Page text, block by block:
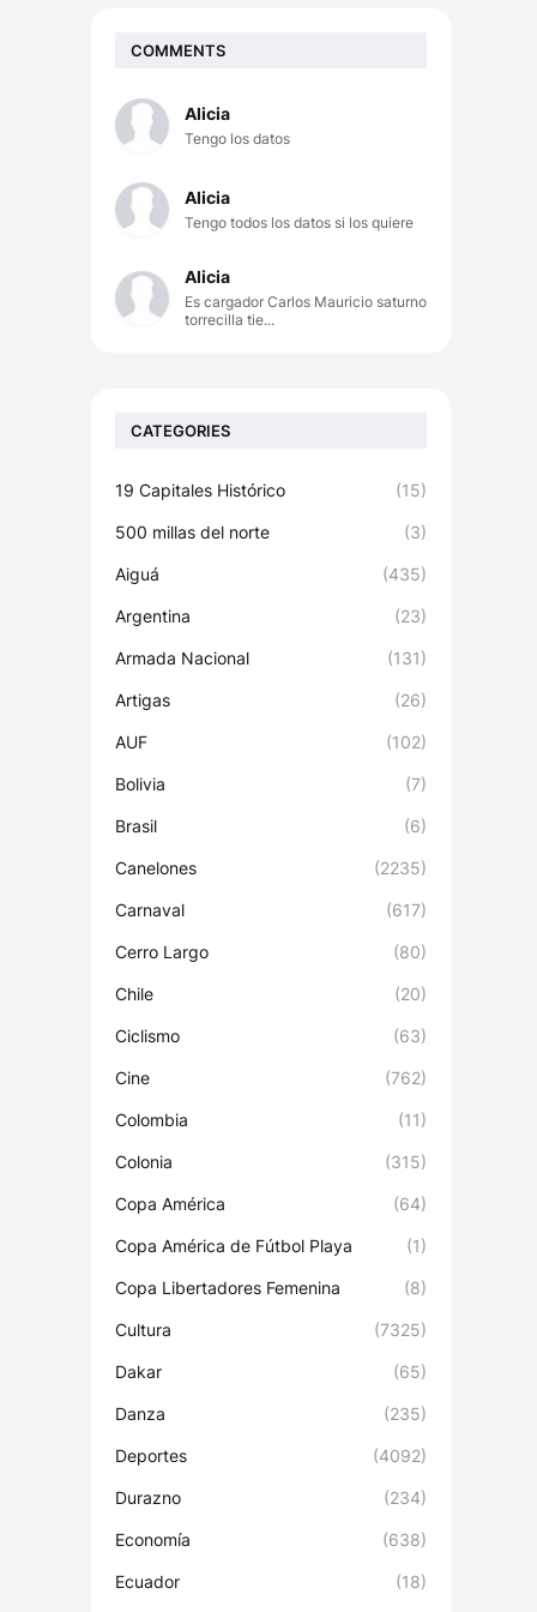
COMMENTS
Alicia
Tengo los datos
Alicia
Tengo todos los datos si los quiere
Alicia
Es cargador Carlos Mauricio saturno
torrecilla tie...
CATEGORIES
19 Capitales Histórico (15)
500 millas del norte (3)
Aiguá (435)
Argentina (23)
Armada Nacional (131)
Artigas (26)
AUF (102)
Bolivia (7)
Brasil (6)
Canelones (2235)
Carnaval (617)
Cerro Largo (80)
Chile (20)
Ciclismo (63)
Cine (762)
Colombia (11)
Colonia (315)
Copa América (64)
Copa América de Fútbol Playa (1)
Copa Libertadores Femenina (8)
Cultura (7325)
Dakar (65)
Danza (235)
Deportes (4092)
Durazno (234)
Economía (638)
Ecuador (18)